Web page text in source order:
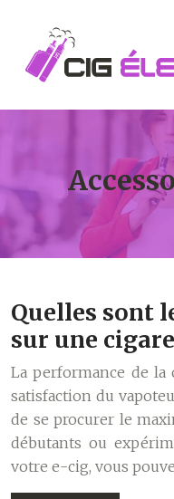
Quelles sont
sur une
La performance de la
satisfaction du
de se procurer le
débutants ou
votre e-cig, vous